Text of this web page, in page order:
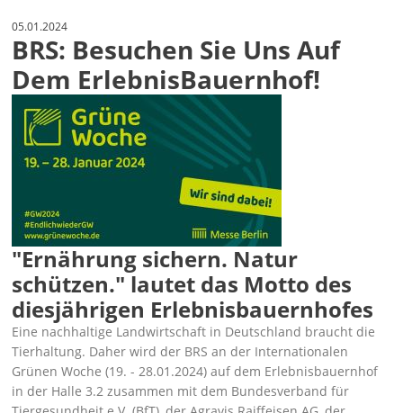
05.01.2024
BRS: Besuchen Sie Uns Auf
Dem ErlebnisBauernhof!
Ernährung sichern. Natur
schützen. lautet das Motto des
diesjährigen Erlebnisbauernhofes
Eine nachhaltige Landwirtschaft in Deutschland braucht die
Tierhaltung. Daher wird der BRS an der Internationalen
Grünen Woche (19. - 28.01.2024) auf dem Erlebnisbauernhof
in der Halle 3.2 zusammen mit dem Bundesverband für